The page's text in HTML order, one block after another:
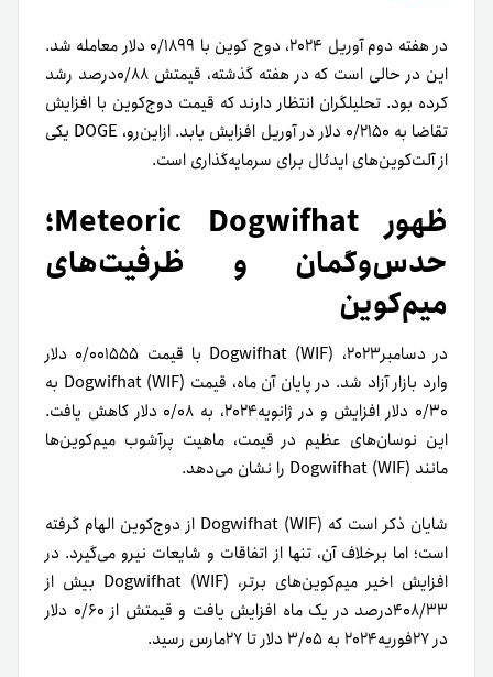
در هفته دوم آوریل ۲۰۲۴، دوج کوین با ۰/۱۸۹۹ دلار معامله شد.
این در حالی است که در هفته گذشته، قیمتش ۰/۸۸درصد رشد
کرده بود. تحلیلگران انتظار دارند که قیمت دوج‌کوین با افزایش
تقاضا به ۰/۲۱۵۰ دلار در آوریل افزایش یابد. ازاین‌رو، DOGE یکی
از آلت‌کوین‌های ایدئال برای سرمایه‌گذاری است.
ظهور Meteoric Dogwifhat؛
حدس‌و‌گمان و ظرفیت‌های
میم‌کوین
در دسامبر‌۲۰۲۳، Dogwifhat (WIF) با قیمت ۰/۰۰۱۵۵۵ دلار
وارد بازار آزاد شد. در پایان آن ماه، قیمت Dogwifhat (WIF) به
۰/۳۰ دلار افزایش و در ژانویه‌۲۰۲۴، به ۰/۰۸ دلار کاهش یافت.
این نوسان‌های عظیم در قیمت، ماهیت پرآشوب میم‌کوین‌ها
مانند Dogwifhat (WIF) را نشان می‌دهد.
شایان ذکر است که Dogwifhat (WIF) از دوج‌کوین الهام گرفته
است؛ اما بر‌خلاف آن، تنها از اتفاقات و شایعات نیرو می‌گیرد. در
افزایش اخیر میم‌کوین‌های برتر، Dogwifhat (WIF) بیش از
۴۰۸/۳۳درصد در یک ماه افزایش یافت و قیمتش از ۰/۶۰ دلار
در ۲۷فوریه‌۲۰۲۴ به ۳/۰۵ دلار تا ۲۷مارس رسید.